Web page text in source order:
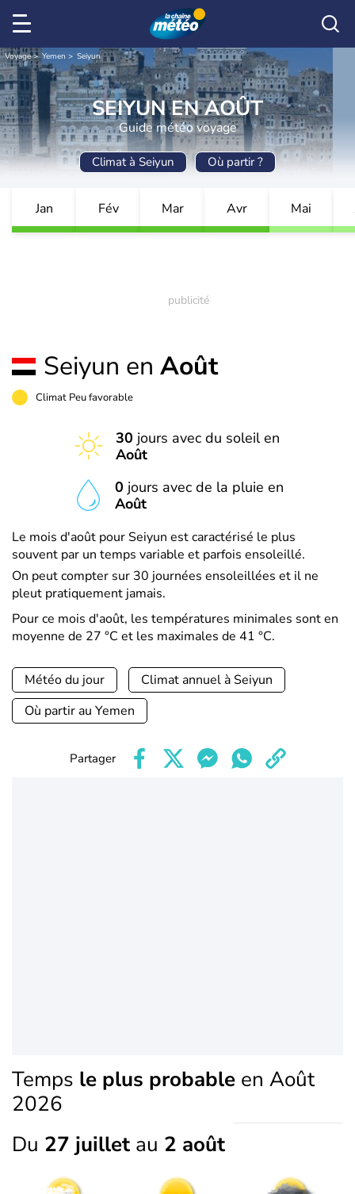
Voyage Yemen Seiyun
SEIYUN EN AOÛT
Guide météo voyage
Climat à Seiyun Où partir ?
Jan Fév Mar Avr Mai
Seiyun en Août
Climat Peu favorable
30 jours avec du soleil en
Août
0 jours avec de la pluie en
Août
Le mois d'août pour Seiyun est caractérisé le plus
souvent par un temps variable et parfois ensoleillé.
On peut compter sur 30 journées ensoleillées et il ne
pleut pratiquement jamais.
Pour ce mois d'août, les températures minimales sont en
moyenne de 27 °C et les maximales de 41 °C.
Météo du jour
Climat annuel à Seiyun
Où partir au Yemen
Partager
Temps le plus probable en Août
2026
Du 27 juillet au 2 août